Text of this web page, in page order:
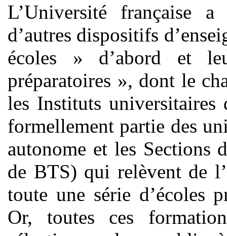
L’Université française
d’autres dispositifs
écoles » d’abord et
préparatoires », dont le
les Instituts
formellement partie des
autonome et les Sections
de BTS) qui relèvent de
toute une série d’écoles
Or, toutes ces